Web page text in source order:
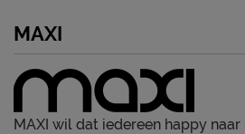
MAXI
MAXI wil dat iedereen happy